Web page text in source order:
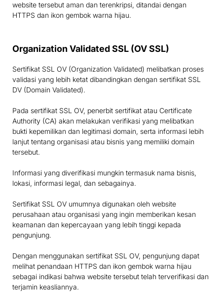
website tersebut aman dan terenkripsi, ditandai dengan
HTTPS dan ikon gembok warna hijau.
Organization Validated SSL (OV SSL)
Sertifikat SSL OV (Organization Validated) melibatkan proses
validasi yang lebih ketat dibandingkan dengan sertifikat SSL
DV (Domain Validated).
Pada sertifikat SSL OV, penerbit sertifikat atau Certificate
Authority (CA) akan melakukan verifikasi yang melibatkan
bukti kepemilikan dan legitimasi domain, serta informasi lebih
lanjut tentang organisasi atau bisnis yang memiliki domain
tersebut.
Informasi yang diverifikasi mungkin termasuk nama bisnis,
lokasi, informasi legal, dan sebagainya.
Sertifikat SSL OV umumnya digunakan oleh website
perusahaan atau organisasi yang ingin memberikan kesan
keamanan dan kepercayaan yang lebih tinggi kepada
pengunjung.
Dengan menggunakan sertifikat SSL OV, pengunjung dapat
melihat penandaan HTTPS dan ikon gembok warna hijau
sebagai indikasi bahwa website tersebut telah terverifikasi dan
terjamin keasliannya.